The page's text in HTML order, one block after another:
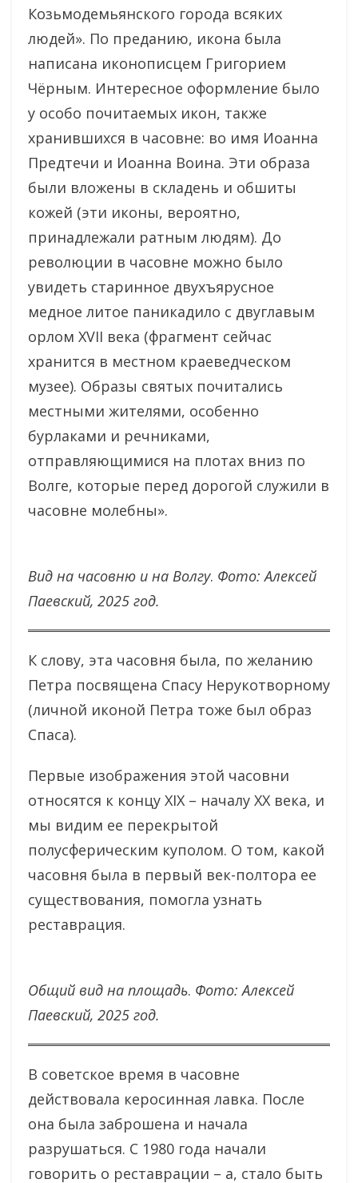
Козьмодемьянского города всяких
людей». По преданию, икона была
написана иконописцем Григорием
Чёрным. Интересное оформление было
у особо почитаемых икон, также
хранившихся в часовне: во имя Иоанна
Предтечи и Иоанна Воина. Эти образа
были вложены в складень и обшиты
кожей (эти иконы, вероятно,
принадлежали ратным людям). До
революции в часовне можно было
увидеть старинное двухъярусное
медное литое паникадило с двуглавым
орлом ХVII века (фрагмент сейчас
хранится в местном краеведческом
музее). Образы святых почитались
местными жителями, особенно
бурлаками и речниками,
отправляющимися на плотах вниз по
Волге, которые перед дорогой служили в
часовне молебны».
Вид на часовню и на Волгу. Фото: Алексей
Паевский, 2025 год.
К слову, эта часовня была, по желанию
Петра посвящена Спасу Нерукотворному
(личной иконой Петра тоже был образ
Спаса).
Первые изображения этой часовни
относятся к концу XIX – началу ХХ века, и
мы видим ее перекрытой
полусферическим куполом. О том, какой
часовня была в первый век-полтора ее
существования, помогла узнать
реставрация.
Общий вид на площадь. Фото: Алексей
Паевский, 2025 год.
В советское время в часовне
действовала керосинная лавка. После
она была заброшена и начала
разрушаться. С 1980 года начали
говорить о реставрации – а, стало быть